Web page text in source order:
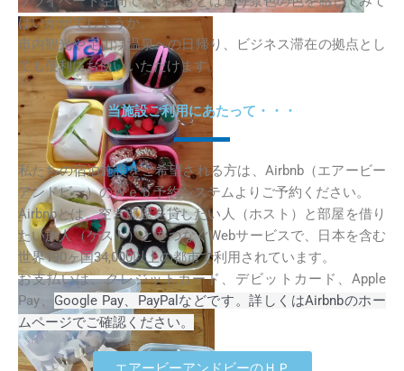
はいかがでしょうか。
市内観光や定山渓温泉への日帰り、ビジネス滞在の拠点とし
ても便利にお使いいただけます。
当施設ご利用にあたって・・・
私たちの宿泊施設をご希望される方は、Airbnb（エアービー
アンドビー）のＷｅｂ予約システムよりご予約ください。
Airbnbとは、空き部屋を貸したい人（ホスト）と部屋を借り
たい旅人（ゲスト）とをつなぐWebサービスで、日本を含む
世界190ヶ国34,000以上の都市で利用されています。
お支払いは、クレジットカード、デビットカード、Apple
Pay、 Google Pay、PayPalなどです。詳しくはAirbnbのホー
ムページでご確認ください。